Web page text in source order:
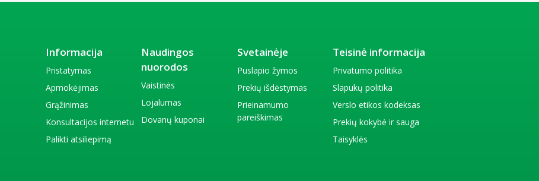
Informacija
Pristatymas
Apmokėjimas
Grąžinimas
Konsultacijos internetu
Palikti atsiliepimą
Naudingos
nuorodos
Vaistinės
Lojalumas
Dovanų kuponai
Svetainėje
Puslapio žymos
Prekių išdėstymas
Prieinamumo
pareiškimas
Teisinė informacija
Privatumo politika
Slapukų politika
Verslo etikos kodeksas
Prekių kokybė ir sauga
Taisyklės